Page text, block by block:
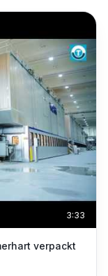
3:33
verpackt